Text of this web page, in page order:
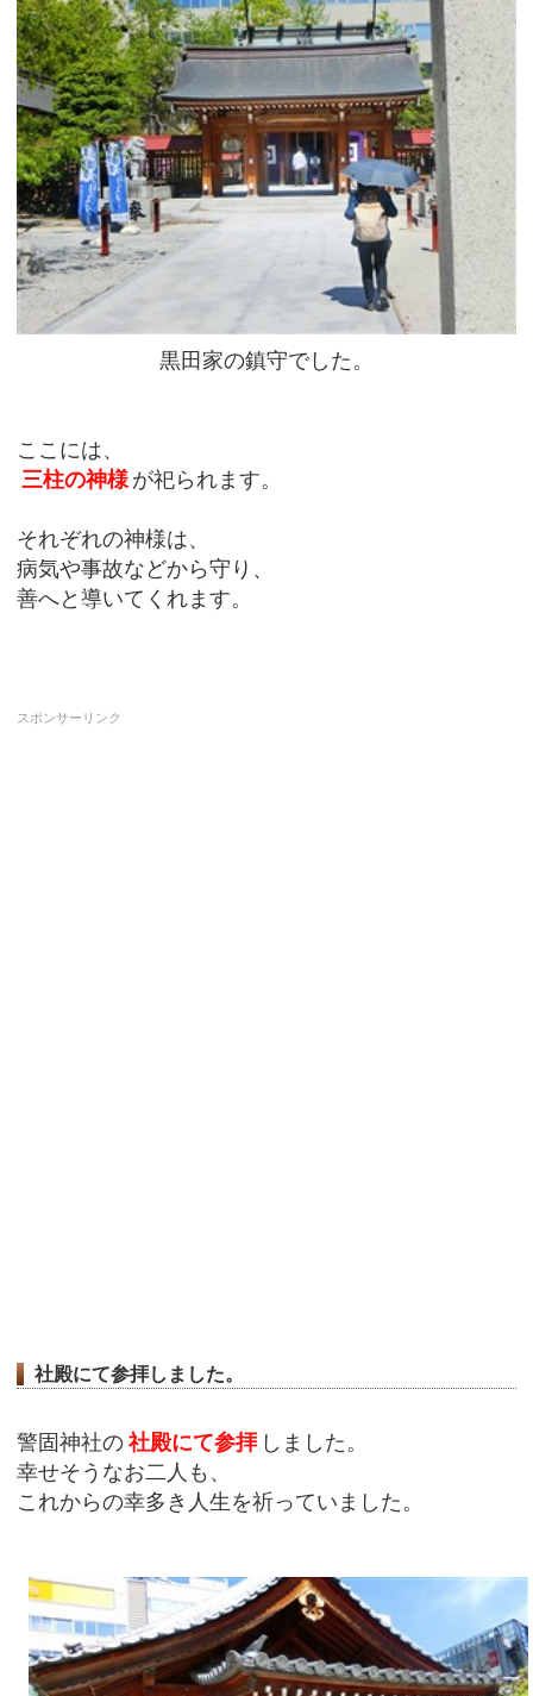
黒田家の鎮守でした。
ここには、
三柱の神様 が祀られます。
それぞれの神様は、
病気や事故などから守り、
善へと導いてくれます。
スポンサーリンク
社殿にて参拝しました。
警固神社の 社殿にて参拝 しました。
幸せそうなお二人も、
これからの幸多き人生を祈っていました。